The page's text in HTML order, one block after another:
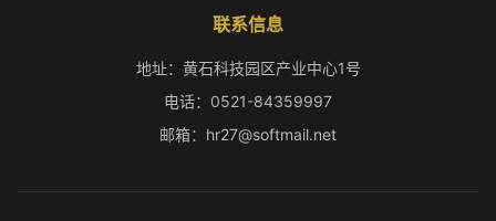
联系信息
地址：黄石科技园区产业中心1号
电话：0521-84359997
邮箱：hr27@softmail.net